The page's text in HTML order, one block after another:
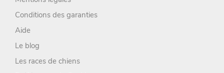
Conditions des garanties
Aide
Le blog
Les races de chiens